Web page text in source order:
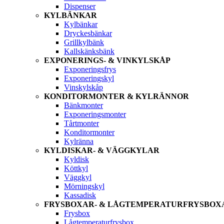
Dispenser
KYLBÄNKAR
Kylbänkar
Dryckesbänkar
Grillkylbänk
Kallskänksbänk
EXPONERINGS- & VINKYLSKÅP
Exponeringsfrys
Exponeringskyl
Vinskylskåp
KONDITORMONTER & KYLRÄNNOR
Bänkmonter
Exponeringsmonter
Tårtmonter
Konditormonter
Kylränna
KYLDISKAR- & VÄGGKYLAR
Kyldisk
Köttkyl
Väggkyl
Mörningskyl
Kassadisk
FRYSBOXAR- &
Frysbox
Lågtemperaturfrysbox